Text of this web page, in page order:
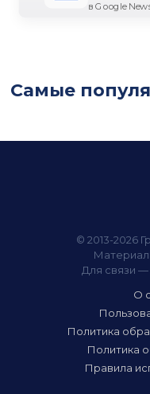
в Google
Самые
© 2013-2026
Для связи —
О
Политика
Политика
Правила